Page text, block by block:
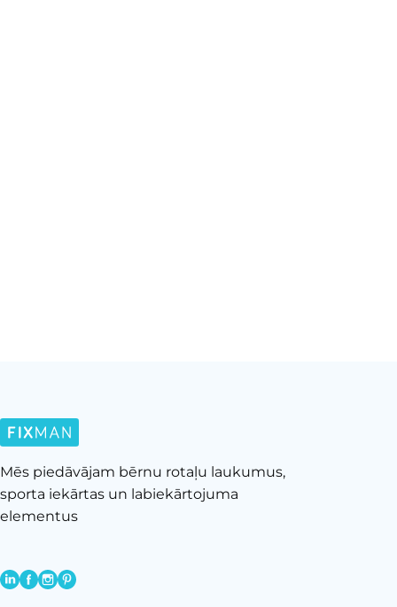
Mēs piedāvājam bērnu rotaļu laukumus,
sporta iekārtas un labiekārtojuma
elementus